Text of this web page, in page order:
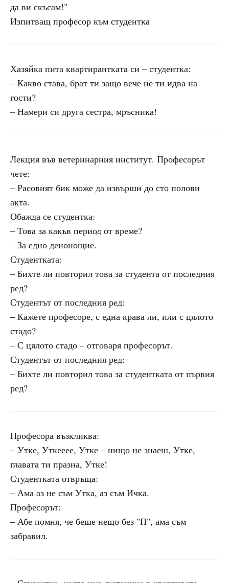
да ви скъсам!"
Изпитващ професор към студентка
Хазяйка пита квартирантката си – студентка:
– Какво става, брат ти защо вече не ти идва на
гости?
– Намери си друга сестра, мръсника!
Лекция във ветеринарния институт. Професорът
чете:
– Расовият бик може да извърши до сто полови
акта.
Обажда се студентка:
– Това за какъв период от време?
– За едно денонощие.
Студентката:
– Бихте ли повторил това за студента от последния
ред?
Студентът от последния ред:
– Кажете професоре, с една крава ли, или с цялото
стадо?
– С цялото стадо – отговаря професорът.
Студентът от последния ред:
– Бихте ли повторил това за студентката от първия
ред?
Професора възкликва:
– Утке, Уткееее, Утке – нищо не знаеш, Утке,
главата ти празна, Утке!
Студентката отвръща:
– Ама аз не съм Утка, аз съм Ичка.
Професорът:
– Абе помня, че беше нещо без "П", ама съм
забравил.